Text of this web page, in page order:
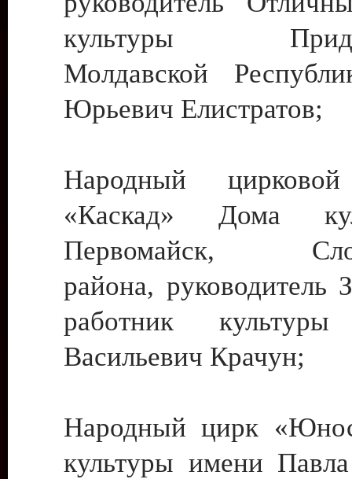
культуры
Молдавской
Юрьевич Елистратов;
Народный цирковой
«Каскад» Дома
Первомайск,
района, руководитель
работник культуры
Васильевич Крачун;
Народный цирк
культуры имени